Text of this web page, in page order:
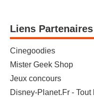
Liens Partenaires
Cinegoodies
Mister Geek Shop
Jeux concours
Disney-Planet.Fr -